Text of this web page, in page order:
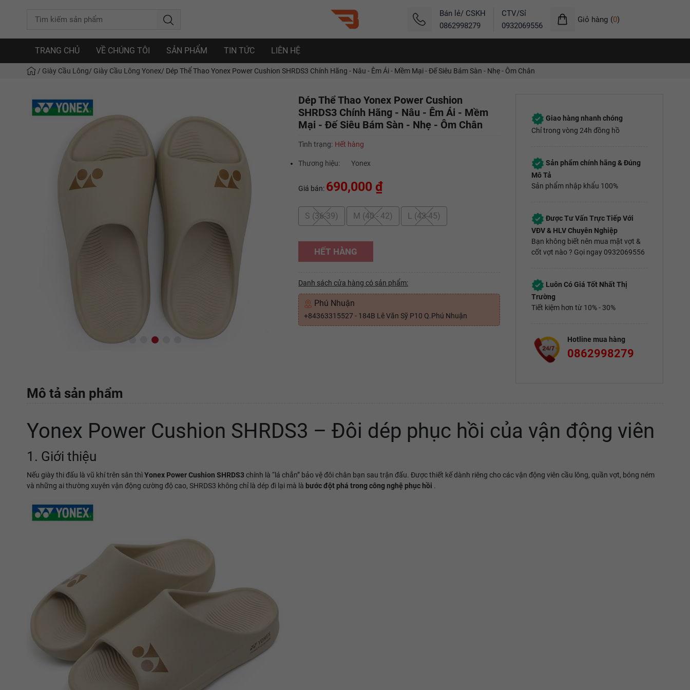
Bán lẻ/ CSKH
0862998279
CTV/Sỉ
0932069556
Giỏ hàng (0)
TRANG CHỦ VỀ CHÚNG TÔI SẢN PHẨM TIN TỨC LIÊN HỆ
/ Giày Cầu Lông/ Giày Cầu Lông Yonex/ Dép Thể Thao Yonex Power Cushion SHRDS3 Chính Hãng - Nâu - Êm Ái - Mềm Mại - Đế Siêu Bám Sàn - Nhẹ - Ôm Chân
Dép Thể Thao Yonex Power Cushion
SHRDS3 Chính Hãng - Nâu - Êm Ái - Mềm
Mại - Đế Siêu Bám Sàn - Nhẹ - Ôm Chân
Tình trạng: Hết hàng
Thương hiệu: Yonex
Giá bán: 690,000 ₫
S (36-39) M (40 - 42) L (43-45)
HẾT HÀNG
Danh sách cửa hàng có sản phẩm:
Phú Nhuận
+84363315527 - 184B Lê Văn Sỹ P10 Q.Phú Nhuận
Giao hàng nhanh chóng
Chỉ trong vòng 24h đồng hồ
Sản phẩm chính hãng & Đúng
Mô Tả
Sản phẩm nhập khẩu 100%
Được Tư Vấn Trực Tiếp Với
VĐV & HLV Chuyên Nghiệp
Bạn không biết nên mua mặt vợt &
cốt vợt nào ? Gọi ngay 0932069556
Luôn Có Giá Tốt Nhất Thị
Trường
Tiết kiệm hơn từ 10% - 30%
Hotline mua hàng
0862998279
Mô tả sản phẩm
Yonex Power Cushion SHRDS3 – Đôi dép phục hồi của vận động viên
1. Giới thiệu
Nếu giày thi đấu là vũ khí trên sân thìYonex Power Cushion SHRDS3 chính là “lá chắn” bảo vệ đôi chân bạn sau trận đấu. Được thiết kế dành riêng cho các vận động viên cầu lông, quần vợt, bóng ném
và những ai thường xuyên vận động cường độ cao, SHRDS3 không chỉ là dép đi lại mà là bước đột phá trong công nghệ phục hồi .